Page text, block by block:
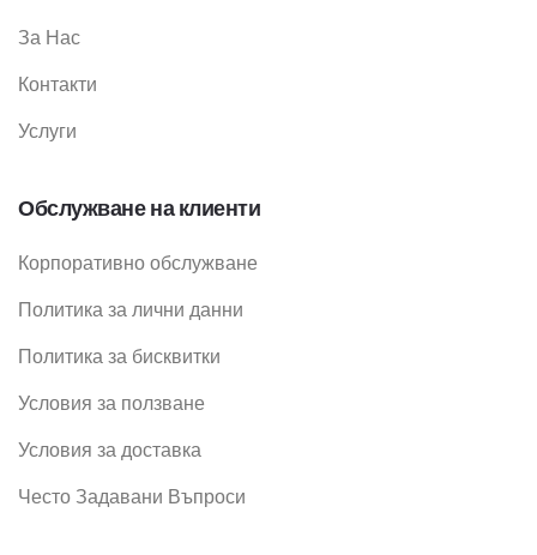
За Нас
Контакти
Услуги
Обслужване на клиенти
Корпоративно обслужване
Политика за лични данни
Политика за бисквитки
Условия за ползване
Условия за доставка
Често Задавани Въпроси